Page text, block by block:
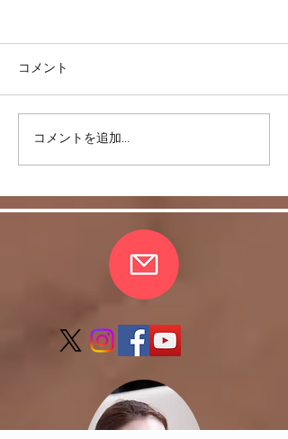
ヒラソル銀座からのお知
らせ/3/13以降の件
コメント
コメントを追加…